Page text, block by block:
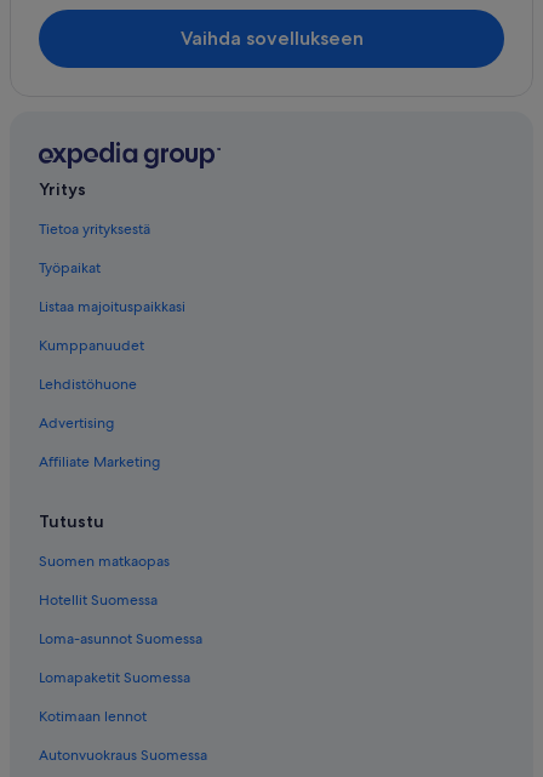
Vaihda sovellukseen
Yritys
Tietoa yrityksestä
Työpaikat
Listaa majoituspaikkasi
Kumppanuudet
Lehdistöhuone
Advertising
Affiliate Marketing
Tutustu
Suomen matkaopas
Hotellit Suomessa
Loma-asunnot Suomessa
Lomapaketit Suomessa
Kotimaan lennot
Autonvuokraus Suomessa